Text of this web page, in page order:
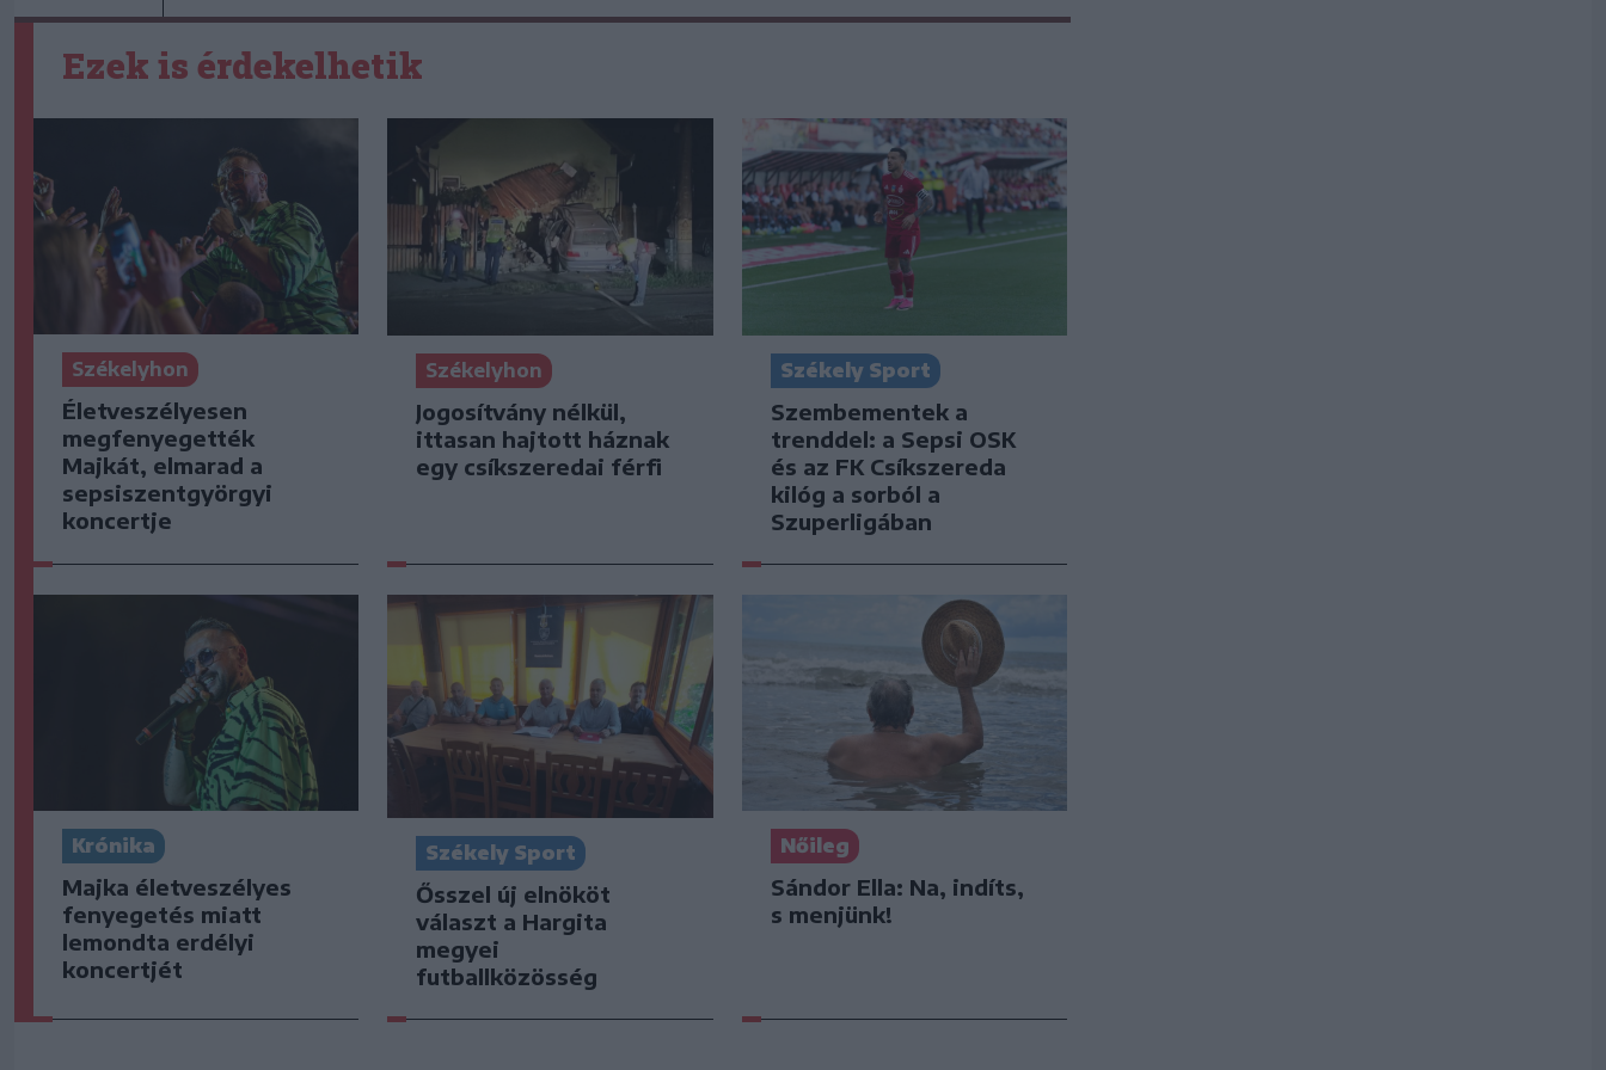
Ezek is érdekelhetik
Székelyhon
Életveszélyesen
megfenyegették
Majkát, elmarad a
sepsiszentgyörgyi
koncertje
Székelyhon
Jogosítvány nélkül,
ittasan hajtott háznak
egy csíkszeredai férfi
Székely Sport
Szembementek a
trenddel: a Sepsi OSK
és az FK Csíkszereda
kilóg a sorból a
Szuperligában
Krónika
Majka életveszélyes
fenyegetés miatt
lemondta erdélyi
koncertjét
Székely Sport
Ősszel új elnököt
választ a Hargita
megyei
futballközösség
Nőileg
Sándor Ella: Na, indíts,
s menjünk!